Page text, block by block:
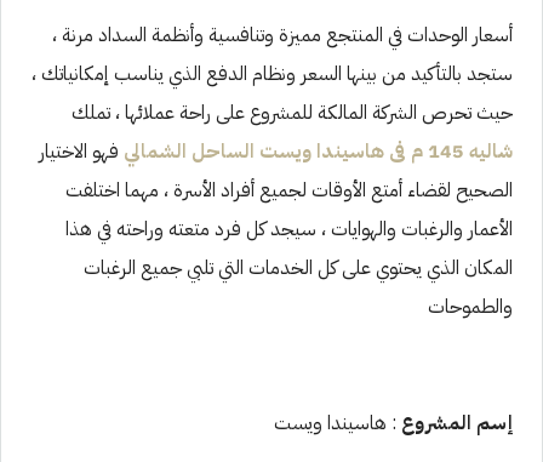
أسعار الوحدات في المنتجع مميزة وتنافسية وأنظمة السداد مرنة ،
ستجد بالتأكيد من بينها السعر ونظام الدفع الذي يناسب إمكانياتك ،
حيث تحرص الشركة المالكة للمشروع على راحة عملائها ، تملك
شاليه 145 م فى هاسيندا ويست الساحل الشمالي
فهو الاختيار
الصحيح لقضاء أمتع الأوقات لجميع أفراد الأسرة ، مهما اختلفت
الأعمار والرغبات والهوايات ، سيجد كل فرد متعته وراحته في هذا
المكان الذي يحتوي على كل الخدمات التي تلبي جميع الرغبات
والطموحات
إسم المشروع : هاسيندا ويست